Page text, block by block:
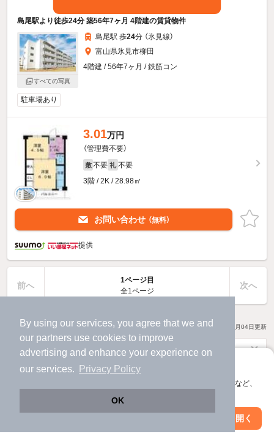
By using our services, you agree that we and
our partners use cookies to improve
advertising and enhance your experience on
our services.
Privacy Policy
OK
アプリに切り替えて、サクサクお部屋探し
会員登録なしですぐ使える。マップ検索やお気に入り保存など、
アプリを開く
島尾駅より徒歩24分 築56年7ヶ月 4階建の賃貸物件
すべての写真
島尾駅 歩24分 （氷見線）
富山県氷見市柳田
4階建 / 56年7ヶ月 / 鉄筋コン
駐車場あり
3.01万円
（管理費不要）
敷 不要 礼 不要
3階 / 2K / 28.98㎡
お問い合わせ （無料）
提供
前へ
1ページ目
全1ページ
次へ
物件数17件 2026年08月04日更新
アプリなら
ページ移動なしで
絞り込み条件を変更